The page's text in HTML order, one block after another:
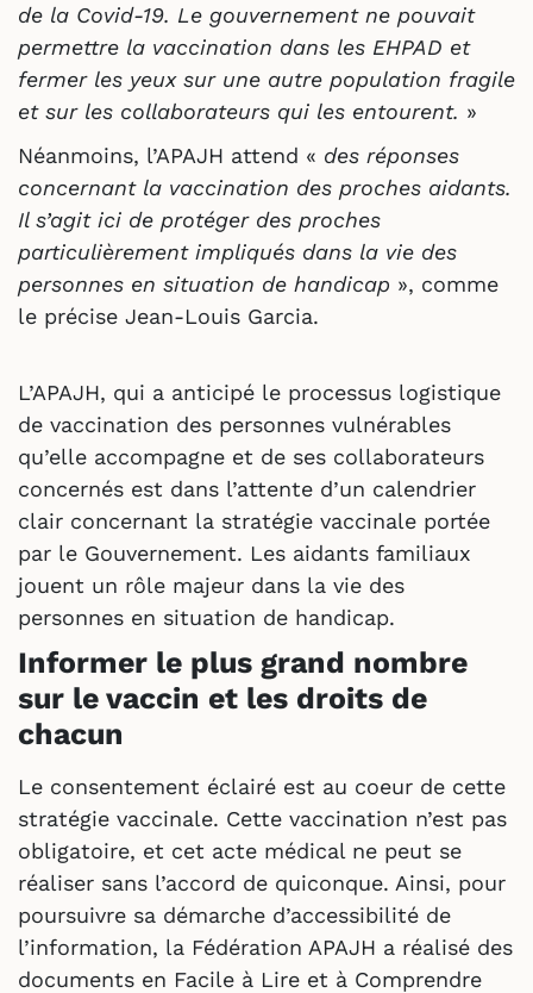
de la Covid-19. Le gouvernement ne pouvait
permettre la vaccination dans les EHPAD et
fermer les yeux sur une autre population fragile
et sur les collaborateurs qui les entourent. »
Néanmoins, l’APAJH attend « des réponses
concernant la vaccination des proches aidants.
Il s’agit ici de protéger des proches
particulièrement impliqués dans la vie des
personnes en situation de handicap », comme
le précise Jean-Louis Garcia.
L’APAJH, qui a anticipé le processus logistique
de vaccination des personnes vulnérables
qu’elle accompagne et de ses collaborateurs
concernés est dans l’attente d’un calendrier
clair concernant la stratégie vaccinale portée
par le Gouvernement. Les aidants familiaux
jouent un rôle majeur dans la vie des
personnes en situation de handicap.
Informer le plus grand nombre
sur le vaccin et les droits de
chacun
Le consentement éclairé est au coeur de cette
stratégie vaccinale. Cette vaccination n’est pas
obligatoire, et cet acte médical ne peut se
réaliser sans l’accord de quiconque. Ainsi, pour
poursuivre sa démarche d’accessibilité de
l’information, la Fédération APAJH a réalisé des
documents en Facile à Lire et à Comprendre